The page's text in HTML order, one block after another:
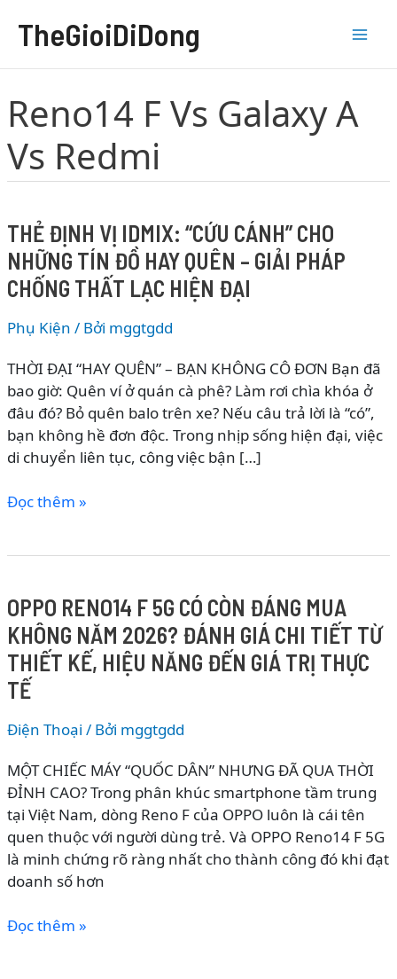
TheGioiDiDong
Reno14 F Vs Galaxy A
Vs Redmi
THẺ ĐỊNH VỊ IDMIX: “CỨU CÁNH” CHO
NHỮNG TÍN ĐỒ HAY QUÊN – GIẢI PHÁP
CHỐNG THẤT LẠC HIỆN ĐẠI
Phụ Kiện / Bởi mggtgdd
THỜI ĐẠI “HAY QUÊN” – BẠN KHÔNG CÔ ĐƠN Bạn đã
bao giờ: Quên ví ở quán cà phê? Làm rơi chìa khóa ở
đâu đó? Bỏ quên balo trên xe? Nếu câu trả lời là “có”,
bạn không hề đơn độc. Trong nhịp sống hiện đại, việc
di chuyển liên tục, công việc bận […]
THẺ
CÁNH”
CHO
NHỮNG
TÍN
ĐỒ
HAY
QUÊN
–
GIẢI
PHÁP
CHỐNG
THẤT
LẠC
ĐẠI
Đọc thêm »
OPPO RENO14 F 5G CÓ CÒN ĐÁNG MUA
KHÔNG NĂM 2026? ĐÁNH GIÁ CHI TIẾT TỪ
THIẾT KẾ, HIỆU NĂNG ĐẾN GIÁ TRỊ THỰC
TẾ
Điện Thoại / Bởi mggtgdd
MỘT CHIẾC MÁY “QUỐC DÂN” NHƯNG ĐÃ QUA THỜI
ĐỈNH CAO? Trong phân khúc smartphone tầm trung
tại Việt Nam, dòng Reno F của OPPO luôn là cái tên
quen thuộc với người dùng trẻ. Và OPPO Reno14 F 5G
là minh chứng rõ ràng nhất cho thành công đó khi đạt
doanh số hơn
OPPO
Đọc thêm »